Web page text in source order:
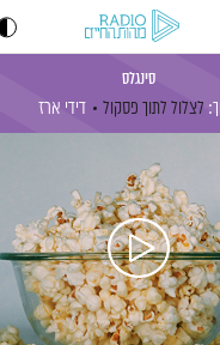
סינגלס
לצלול לתוך פסקול דידי ארז